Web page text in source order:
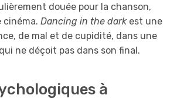
douée pour la chanson,
cinéma. Dancing in the darkest une
de mal et de cupidité, dans une
ne déçoit pas dans son final.
à